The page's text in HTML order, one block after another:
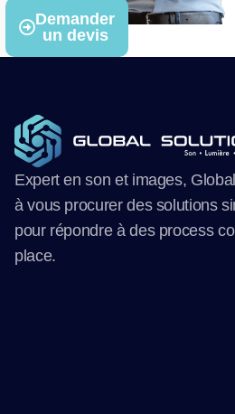
Demander
un devis
Expert en son et images,
à vous procurer des solutions
pour répondre à des process
place.